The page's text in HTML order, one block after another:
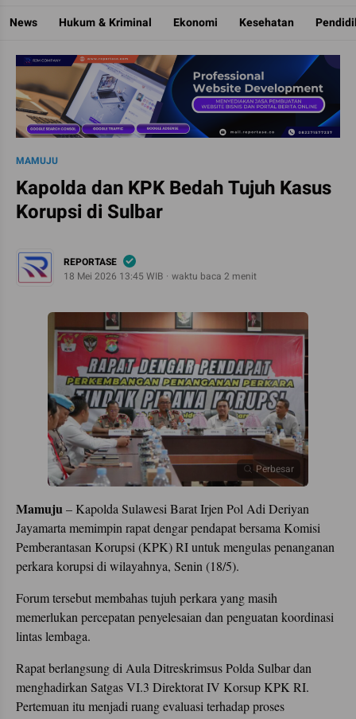
Reportase
Mengulas Fakta Di Balik Cerita
News Hukum & Kriminal Ekonomi Kesehatan
MAMUJU
Kapolda dan KPK Bedah Tujuh Kasus
Korupsi di Sulbar
REPORTASE
18 Mei 2026 13:45 WIB
waktu baca 2 menit
Perbesar
Mamuju– Kapolda Sulawesi Barat Irjen Pol Adi Deriyan
Jayamarta memimpin rapat dengar pendapat bersama Komisi
Pemberantasan Korupsi (KPK) RI untuk mengulas penanganan
perkara korupsi di wilayahnya, Senin (18/5).
Forum tersebut membahas tujuh perkara yang masih
memerlukan percepatan penyelesaian dan penguatan koordinasi
lintas lembaga.
Rapat berlangsung di Aula Ditreskrimsus Polda Sulbar dan
menghadirkan Satgas VI.3 Direktorat IV Korsup KPK RI.
Pertemuan itu menjadi ruang evaluasi terhadap proses